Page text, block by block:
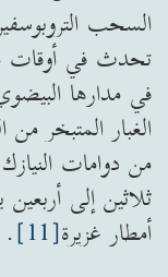
السحب
تحدث في أوقات
في مدارها
الغبار المتبخر
من دوامات
ثلاثين إلى
أمطار غزيرة[11]
.